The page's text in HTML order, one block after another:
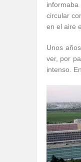
circular
en el aire
Unos
ver, por
intenso.